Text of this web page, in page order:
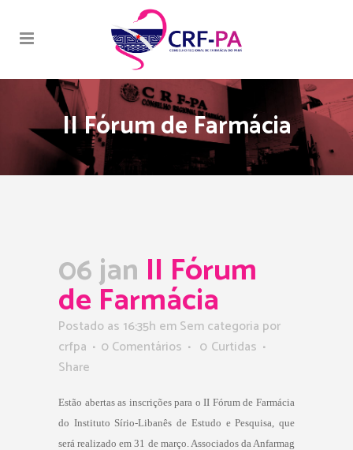
II Fórum de Farmácia
06 jan II Fórum
de Farmácia
Postado as 16:35h em Sem categoria por
crfpa
0 Comentários 0 Curtidas
Share
Estão abertas as inscrições para o II Fórum de Farmácia
do Instituto Sírio-Libanês de Estudo e Pesquisa, que
será realizado em 31 de março. Associados da Anfarmag